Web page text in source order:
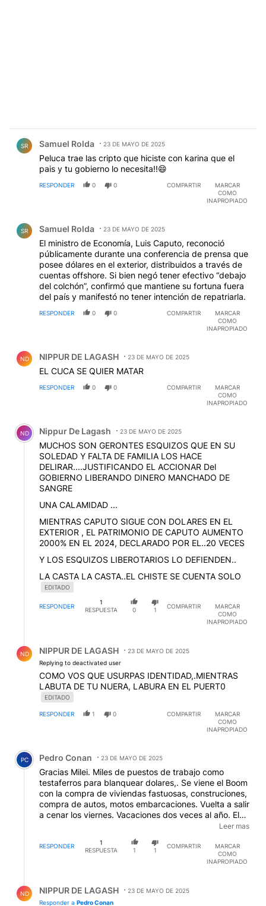
SR Samuel Rolda 23 DE MAYO DE 2025
Peluca trae las cripto que hiciste con karina que el
pais y tu gobierno lo necesita!!😄
RESPONDER 0 0 COMPARTIR
MARCAR
COMO
INAPROPIADO
SR Samuel Rolda 23 DE MAYO DE 2025
El ministro de Economía, Luis Caputo, reconoció
públicamente durante una conferencia de prensa que
posee dólares en el exterior, distribuidos a través de
cuentas offshore. Si bien negó tener efectivo “debajo
del colchón”, confirmó que mantiene su fortuna fuera
del país y manifestó no tener intención de repatriarla.
RESPONDER 0 0 COMPARTIR
MARCAR
COMO
INAPROPIADO
ND NIPPUR DE LAGASH 23 DE MAYO DE 2025
EL CUCA SE QUIER MATAR
RESPONDER 0 0 COMPARTIR
MARCAR
COMO
INAPROPIADO
Comentario de Nippur De Lagash.
ND Nippur De Lagash 23 DE MAYO DE 2025
MUCHOS SON GERONTES ESQUIZOS QUE EN SU
SOLEDAD Y FALTA DE FAMILIA LOS HACE
DELIRAR....JUSTIFICANDO EL ACCIONAR Del
GOBIERNO LIBERANDO DINERO MANCHADO DE
SANGRE
UNA CALAMIDAD ...
MIENTRAS CAPUTO SIGUE CON DOLARES EN EL
EXTERIOR , EL PATRIMONIO DE CAPUTO AUMENTO
2000% EN EL 2024, DECLARADO POR EL..20 VECES
Y LOS ESQUIZOS LIBEROTARIOS LO DEFIENDEN..
LA CASTA LA CASTA..EL CHISTE SE CUENTA SOLO
EDITADO
RESPONDER
1
RESPUESTA
0 1
COMPARTIR
MARCAR
COMO
INAPROPIADO
ND NIPPUR DE LAGASH
23 DE MAYO DE 2025
Replying to deactivated user
COMO VOS QUE USURPAS IDENTIDAD,.MIENTRAS
LABUTA DE TU NUERA, LABURA EN EL PUERT0
EDITADO
RESPONDER 1 0 COMPARTIR
MARCAR
COMO
INAPROPIADO
Comentario de Pedro Conan.
PC Pedro Conan 23 DE MAYO DE 2025
Gracias Milei. Miles de puestos de trabajo como
testaferros para blanquear dolares,. Se viene el Boom
con la compra de viviendas fastuosas, construciones,
compra de autos, motos embarcaciones. Vuelta a salir
a cenar los viernes. Vacaciones dos veces al año. El
FMI contento, les vamos a pagar nuestra abultada
deuda. La nueva Colombia. A sacar los dolares sin
problemas. Mientras no se le ocurra a la Carrio hacer
Leer mas
RESPONDER
1
RESPUESTA
1 1
COMPARTIR
MARCAR
COMO
INAPROPIADO
ND NIPPUR DE LAGASH
23 DE MAYO DE 2025
Responder a Pedro Conan